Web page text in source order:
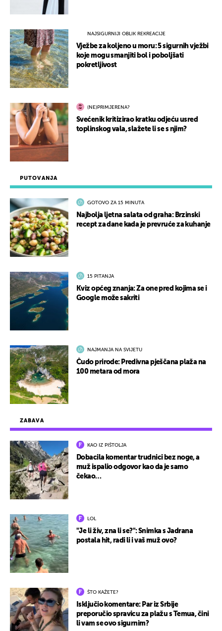
ZABAVA
KAO IZ PIŠTOLJA
Dobacila komentar trudnici bez noge, a
muž ispalio odgovor kao da je samo
čekao…
LOL
"Je li živ, zna li se?": Snimka s Jadrana
postala hit, radi li i vaš muž ovo?
ŠTO KAŽETE?
Isključio komentare: Par iz Srbije
preporučio spravicu za plažu s Temua, čini
li vam se ovo sigurnim?
PUTOVANJA
GOTOVO ZA 15 MINUTA
Najbolja ljetna salata od graha: Brzinski
recept za dane kada je prevruće za kuhanje
15 PITANJA
Kviz općeg znanja: Za one pred kojima se i
Google može sakriti
NAJMANJA NA SVIJETU
Čudo prirode: Predivna pješčana plaža na
100 metara od mora
NAJSIGURNIJI OBLIK REKREACIJE
Vježbe za koljeno u moru: 5 sigurnih vježbi
koje mogu smanjiti bol i poboljšati
pokretljivost
(NE)PRIMJERENA?
Svećenik kritizirao kratku odjeću usred
toplinskog vala, slažete li se s njim?